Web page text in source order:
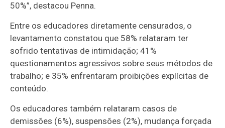
50%”, destacou Penna.
Entre os educadores diretamente censurados, o
levantamento constatou que 58% relataram ter
sofrido tentativas de intimidação; 41%
questionamentos agressivos sobre seus métodos de
trabalho; e 35% enfrentaram proibições explícitas de
conteúdo.
Os educadores também relataram casos de
demissões (6%), suspensões (2%), mudança forçada